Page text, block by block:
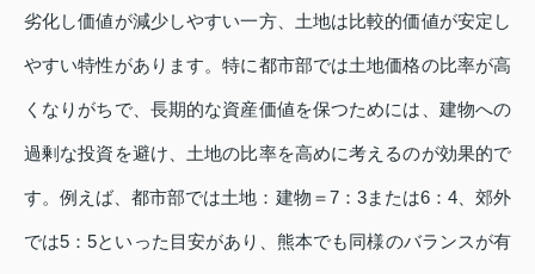
劣化し価値が減少しやすい一方、土地は比較的価値が安定し
やすい特性があります。特に都市部では土地価格の比率が高
くなりがちで、長期的な資産価値を保つためには、建物への
過剰な投資を避け、土地の比率を高めに考えるのが効果的で
す。例えば、都市部では土地：建物＝7：3または6：4、郊外
では5：5といった目安があり、熊本でも同様のバランスが有